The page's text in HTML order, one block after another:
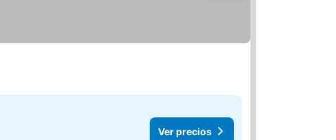
Ver precios